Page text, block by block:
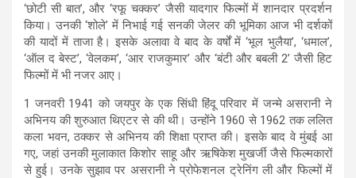
‘छोटी सी बात’, और ‘रफू चक्कर’ जैसी यादगार फिल्मों में शानदार प्रदर्शन
किया। उनकी ‘शोले’ में निभाई गई सनकी जेलर की भूमिका आज भी दर्शकों
की यादों में ताजा है। इसके अलावा वे बाद के वर्षों में ‘भूल भुलैया’, ‘धमाल’,
‘ऑल द बेस्ट’, ‘वेलकम’, ‘आर राजकुमार’ और ‘बंटी और बबली 2’ जैसी हिट
फिल्मों में भी नजर आए।
1 जनवरी 1941 को जयपुर के एक सिंधी हिंदू परिवार में जन्मे असरानी ने
अभिनय की शुरुआत थिएटर से की थी। उन्होंने 1960 से 1962 तक ललित
कला भवन, ठक्कर से अभिनय की शिक्षा प्राप्त की। इसके बाद वे मुंबई आ
गए, जहां उनकी मुलाकात किशोर साहू और ऋषिकेश मुखर्जी जैसे फिल्मकारों
से हुई। उनके सुझाव पर असरानी ने प्रोफेशनल ट्रेनिंग ली और फिल्मों में